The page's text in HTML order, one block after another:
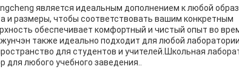
является идеальным дополнением к любой
и размеры, чтобы соответствовать вашим конкретным
обеспечивает комфортный и чистый опыт во
также идеально подходит для любой
для студентов и учителей.Школьная
любого учебного заведения..